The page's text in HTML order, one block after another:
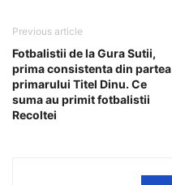
Previous article
Fotbalistii de la Gura Sutii,
prima consistenta din partea
primarului Titel Dinu. Ce
suma au primit fotbalistii
Recoltei